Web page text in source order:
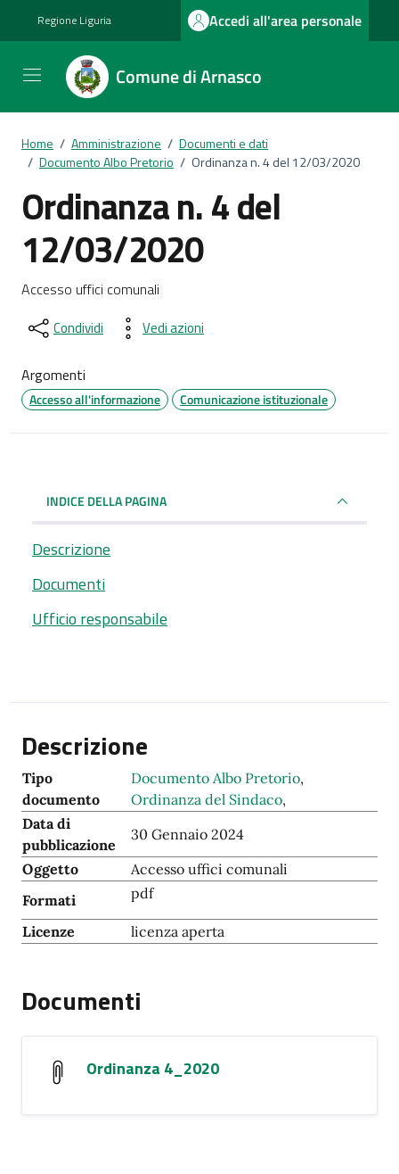
Regione Liguria Accedi all'area personale
Comune di Arnasco
Home / Amministrazione / Documenti e dati
/ Documento Albo Pretorio / Ordinanza n. 4 del 12/03/2020
Ordinanza n. 4 del
12/03/2020
Dettagli del documento
Accesso uffici comunali
Condividi Vedi azioni
Argomenti
Accesso all'informazione Comunicazione istituzionale
INDICE DELLA PAGINA
Descrizione
Documenti
Ufficio responsabile
Descrizione
Tipo
documento
Documento Albo Pretorio,
Ordinanza del Sindaco,
Data di
pubblicazione
30 Gennaio 2024
Oggetto
Accesso uffici comunali
Formati
pdf
Licenze licenza aperta
Documenti
Ordinanza 4_2020